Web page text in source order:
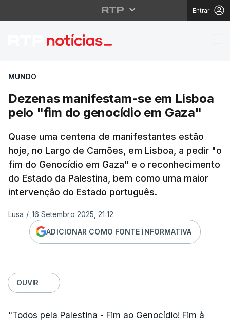
Entrar
Dezenas
MUNDO
Dezenas manifestam-se em Lisboa
pelo "fim do genocídio em Gaza"
Quase uma centena de manifestantes estão
hoje, no Largo de Camões, em Lisboa, a pedir "o
fim do Genocídio em Gaza" e o reconhecimento
do Estado da Palestina, bem como uma maior
intervenção do Estado português.
Lusa / 16 Setembro 2025, 21:12
ADICIONAR COMO FONTE INFORMATIVA
OUVIR
"Todos pela Palestina - Fim ao Genocídio! Fim à